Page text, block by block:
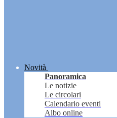
Novità
Panoramica
Le notizie
Le circolari
Calendario eventi
Albo online